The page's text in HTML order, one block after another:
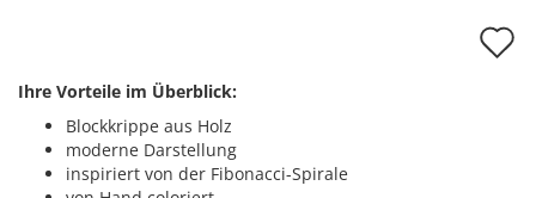
Ihre Vorteile im Überblick:
Blockkrippe aus Holz
moderne Darstellung
inspiriert von der Fibonacci-Spirale